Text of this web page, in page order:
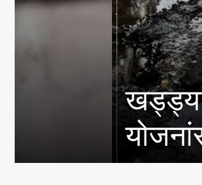
खड्ड्यांची
योजनांसाठी